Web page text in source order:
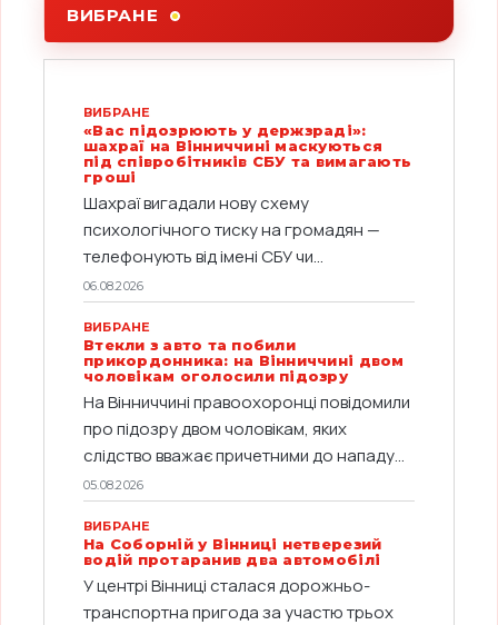
ВИБРАНЕ
ВИБРАНЕ
«Вас підозрюють у держзраді»:
шахраї на Вінниччині маскуються
під співробітників СБУ та вимагають
гроші
Шахраї вигадали нову схему
психологічного тиску на громадян —
телефонують від імені СБУ чи...
06.08.2026
ВИБРАНЕ
Втекли з авто та побили
прикордонника: на Вінниччині двом
чоловікам оголосили підозру
На Вінниччині правоохоронці повідомили
про підозру двом чоловікам, яких
слідство вважає причетними до нападу...
05.08.2026
ВИБРАНЕ
На Соборній у Вінниці нетверезий
водій протаранив два автомобілі
У центрі Вінниці сталася дорожньо-
транспортна пригода за участю трьох